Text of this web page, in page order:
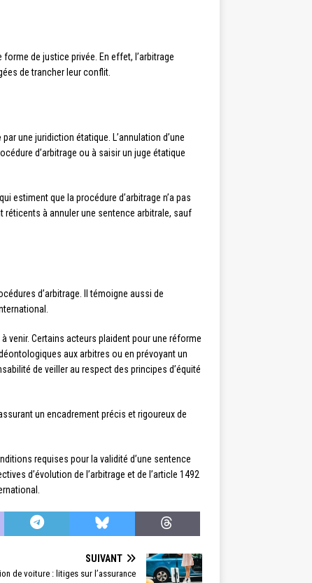
de justice privée. En effet, l’arbitrage
de trancher leur conflit.
par une juridiction étatique. L’annulation d’une
d’arbitrage ou à saisir un juge étatique
estiment que la procédure d’arbitrage n’a pas
à annuler une sentence arbitrale, sauf
d’arbitrage. Il témoigne aussi de
venir. Certains acteurs plaident pour une réforme
aux arbitres ou en prévoyant un
de veiller au respect des principes d’équité
un encadrement précis et rigoureux de
requises pour la validité d’une sentence
d’évolution de l’arbitrage et de l’article 1492
SUIVANT
de voiture : litiges sur l’assurance